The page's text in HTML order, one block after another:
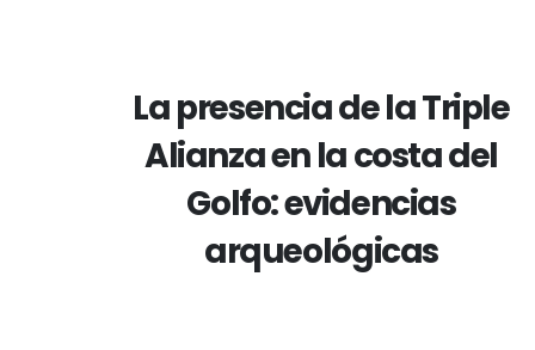
La presencia de la Triple
Alianza en la costa del
Golfo: evidencias
arqueológicas